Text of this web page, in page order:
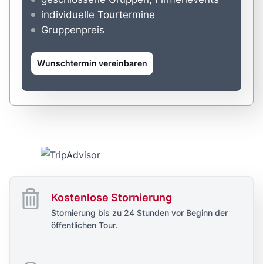
individuelle Tourtermine
Gruppenpreis
Wunschtermin vereinbaren
Kostenlose Stornierung
Stornierung bis zu 24 Stunden vor Beginn der
öffentlichen Tour.